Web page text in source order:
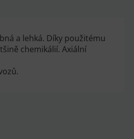
a lehká. Díky použitému
chemikálií. Axiální